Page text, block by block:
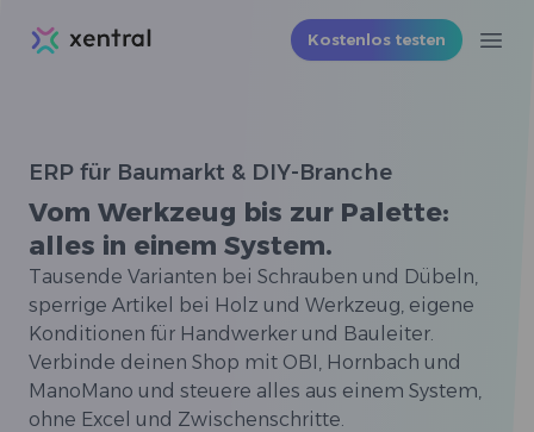
Xentral Kostenlos testen
ERP für Baumarkt & DIY-Branche
Vom Werkzeug bis zur Palette:
alles in einem System.
Tausende Varianten bei Schrauben und Dübeln,
sperrige Artikel bei Holz und Werkzeug, eigene
Konditionen für Handwerker und Bauleiter.
Verbinde deinen Shop mit OBI, Hornbach und
ManoMano und steuere alles aus einem System,
ohne Excel und Zwischenschritte.